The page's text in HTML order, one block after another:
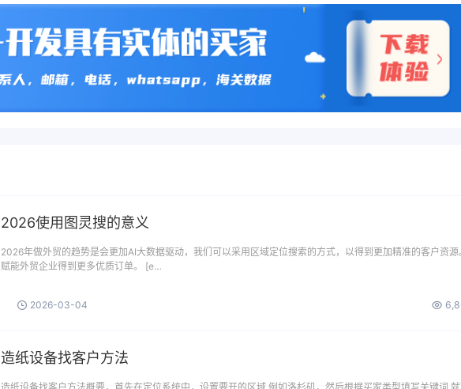
2026使用图灵搜的意义
2026年做外贸的趋势是会更加AI大数据驱动，我们可以采用区域定位搜索的方式，以得到更加精准的客户资源
赋能外贸企业得到更多优质订单。 [e…
2026-03-04
造纸设备找客户方法